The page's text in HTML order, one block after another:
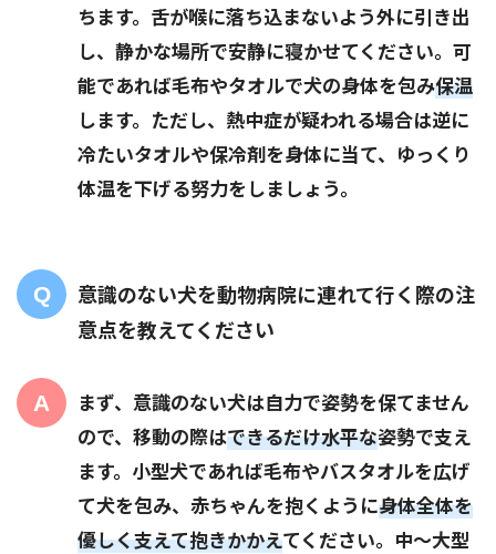
ちます。舌が喉に落ち込まないよう外に引き出
し、静かな場所で安静に寝かせてください。可
能であれば毛布やタオルで犬の身体を包み保温
します。ただし、熱中症が疑われる場合は逆に
冷たいタオルや保冷剤を身体に当て、ゆっくり
体温を下げる努力をしましょう。
意識のない犬を動物病院に連れて行く際の注
意点を教えてください
まず、意識のない犬は自力で姿勢を保てません
ので、移動の際はできるだけ水平な姿勢で支え
ます。小型犬であれば毛布やバスタオルを広げ
て犬を包み、赤ちゃんを抱くように身体全体を
優しく支えて抱きかかえてください。中～大型